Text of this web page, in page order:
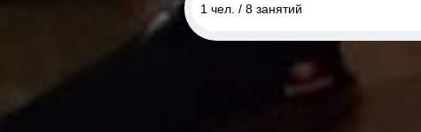
1 чел. / 8 занятий
1 чел. / 8 занятий
1 чел. / 12 занятий